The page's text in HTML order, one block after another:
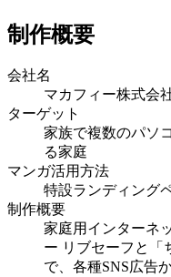
制作概要
会社名
マカフィー株式会
ターゲット
家族で複数のパソ
る家庭
マンガ活用方法
特設ランディング
制作概要
家庭用インターネ
ー リブセーフと「
で、各種SNS広告